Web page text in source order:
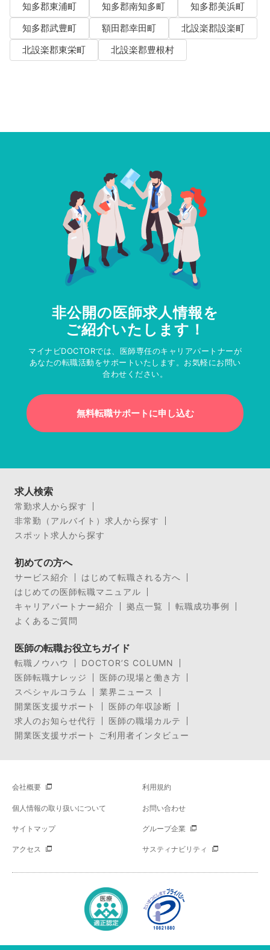
知多郡東浦町
知多郡南知多町
知多郡美浜町
知多郡武豊町
額田郡幸田町
北設楽郡設楽町
北設楽郡東栄町
北設楽郡豊根村
非公開の医師求人情報を
ご紹介いたします！
マイナビDOCTORでは、医師専任のキャリアパートナーが
あなたの転職活動をサポートいたします。お気軽にお問い
合わせください。
無料転職サポートに申し込む
求人検索
常勤求人から探す
非常勤（アルバイト）求人から探す
スポット求人から探す
初めての方へ
サービス紹介
はじめて転職される方へ
はじめての医師転職マニュアル
キャリアパートナー紹介
拠点一覧
転職成功事例
よくあるご質問
医師の転職お役立ちガイド
転職ノウハウ
DOCTOR’S COLUMN
医師転職ナレッジ
医師の現場と働き方
スペシャルコラム
業界ニュース
開業医支援サポート
医師の年収診断
求人のお知らせ代行
医師の職場カルテ
開業医支援サポート ご利用者インタビュー
会社概要 利用規約
個人情報の取り扱いについて お問い合わせ
サイトマップ グループ企業
アクセス サスティナビリティ